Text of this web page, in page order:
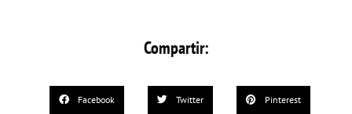
Compartir:
Facebook Twitter Pinterest